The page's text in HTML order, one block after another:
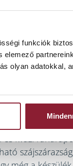
funkciók
olyan adatokkal,
kiálló kis
a
közben én ki
amikor az étel
a drót
hogyan fog
fokozza,
szabályzó –
kvázi